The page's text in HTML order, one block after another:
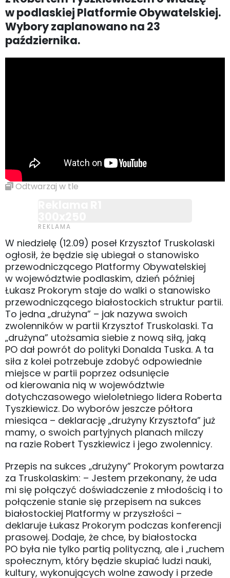
w podlaskiej Platformie Obywatelskiej.
Wybory zaplanowano na 23
października.
Odtwarzaj w tle
W niedzielę (12.09) poseł Krzysztof Truskolaski
ogłosił, że będzie się ubiegał o stanowisko
przewodniczącego Platformy Obywatelskiej
w województwie podlaskim, dzień później
Łukasz Prokorym staje do walki o stanowisko
przewodniczącego białostockich struktur partii.
To jedna „drużyna” – jak nazywa swoich
zwolenników w partii Krzysztof Truskolaski. Ta
„drużyna” utożsamia siebie z nową siłą, jaką
PO dał powrót do polityki Donalda Tuska. A ta
siła z kolei potrzebuje zdobyć odpowiednie
miejsce w partii poprzez odsunięcie
od kierowania nią w województwie
dotychczasowego wieloletniego lidera Roberta
Tyszkiewicz. Do wyborów jeszcze półtora
miesiąca – deklarację „drużyny Krzysztofa” już
mamy, o swoich partyjnych planach milczy
na razie Robert Tyszkiewicz i jego zwolennicy.
Przepis na sukces „drużyny” Prokorym powtarza
za Truskolaskim: – Jestem przekonany, że uda
mi się połączyć doświadczenie z młodością i to
połączenie stanie się przepisem na sukces
białostockiej Platformy w przyszłości –
deklaruje Łukasz Prokorym podczas konferencji
prasowej. Dodaje, że chce, by białostocka
PO była nie tylko partią polityczną, ale i „ruchem
społecznym, który będzie skupiać ludzi nauki,
kultury, wykonujących wolne zawody i przede